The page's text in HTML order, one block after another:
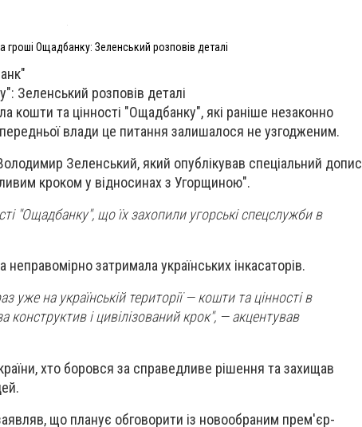
гроші Ощадбанку: Зеленський розповів деталі
Зеленський розповів деталі
кошти та цінності "Ощадбанку", які раніше незаконно
влади це питання залишалося не узгодженим.
Зеленський, який опублікував спеціальний допис
кроком у відносинах з Угорщиною".
"Ощадбанку", що їх захопили угорські спецслужби в
затримала українських інкасаторів.
на українській території — кошти та цінності в
і цивілізований крок", — акцентував
хто боровся за справедливе рішення та захищав
що планує обговорити із новообраним прем'єр-